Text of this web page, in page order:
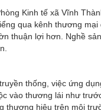
Kinh tế xã Vĩnh
qua kênh thương
thuận lợi hơn. Nghề
thống, việc ứng
vào thương lái như
thương hiệu trên môi